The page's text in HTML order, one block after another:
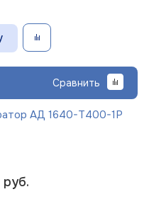
Сравнить
АД 1640-Т400-1Р
руб.